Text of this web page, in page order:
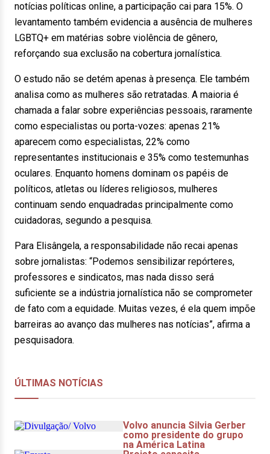
notícias políticas online, a participação cai para 15%. O
levantamento também evidencia a ausência de mulheres
LGBTQ+ em matérias sobre violência de gênero,
reforçando sua exclusão na cobertura jornalística.
O estudo não se detém apenas à presença. Ele também
analisa como as mulheres são retratadas. A maioria é
chamada a falar sobre experiências pessoais, raramente
como especialistas ou porta-vozes: apenas 21%
aparecem como especialistas, 22% como
representantes institucionais e 35% como testemunhas
oculares. Enquanto homens dominam os papéis de
políticos, atletas ou líderes religiosos, mulheres
continuam sendo enquadradas principalmente como
cuidadoras, segundo a pesquisa.
Para Elisângela, a responsabilidade não recai apenas
sobre jornalistas: “Podemos sensibilizar repórteres,
professores e sindicatos, mas nada disso será
suficiente se a indústria jornalística não se comprometer
de fato com a equidade. Muitas vezes, é ela quem impõe
barreiras ao avanço das mulheres nas notícias”, afirma a
pesquisadora.